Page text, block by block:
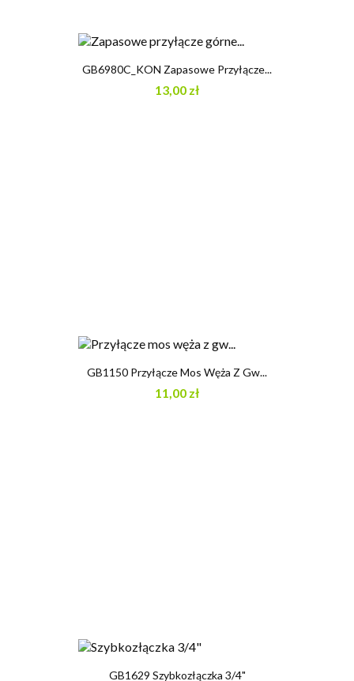
GB6980C_KON Zapasowe Przyłącze...
13,00 zł
GB1150 Przyłącze Mos Węża Z Gw...
11,00 zł
GB1629 Szybkozłączka 3/4"